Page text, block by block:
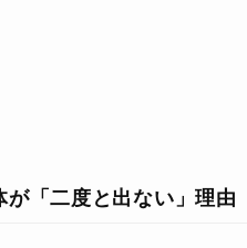
が「二度と出ない」理由